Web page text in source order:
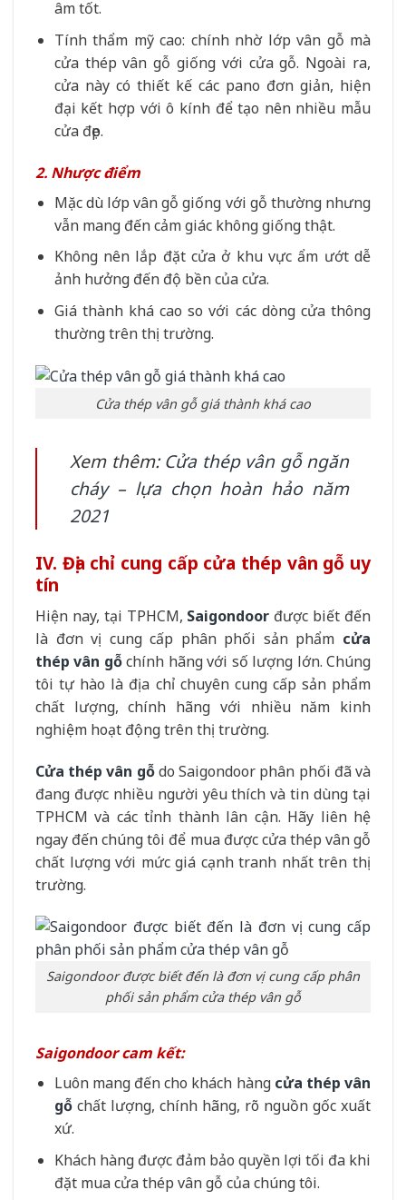
âm tốt.
Tính thẩm mỹ cao: chính nhờ lớp vân gỗ mà
cửa thép vân gỗ giống với cửa gỗ. Ngoài ra,
cửa này có thiết kế các pano đơn giản, hiện
đại kết hợp với ô kính để tạo nên nhiều mẫu
cửa đẹp.
2. Nhược điểm
Mặc dù lớp vân gỗ giống với gỗ thường nhưng
vẫn mang đến cảm giác không giống thật.
Không nên lắp đặt cửa ở khu vực ẩm ướt dễ
ảnh hưởng đến độ bền của cửa.
Giá thành khá cao so với các dòng cửa thông
thường trên thị trường.
Cửa thép vân gỗ giá thành khá cao
Xem thêm: Cửa thép vân gỗ ngăn
cháy – lựa chọn hoàn hảo năm
2021
IV. Địa chỉ cung cấp cửa thép vân gỗ uy
tín
Hiện nay, tại TPHCM, Saigondoor được biết đến
là đơn vị cung cấp phân phối sản phẩm cửa
thép vân gỗ chính hãng với số lượng lớn. Chúng
tôi tự hào là địa chỉ chuyên cung cấp sản phẩm
chất lượng, chính hãng với nhiều năm kinh
nghiệm hoạt động trên thị trường.
Cửa thép vân gỗdo Saigondoor phân phối đã và
đang được nhiều người yêu thích và tin dùng tại
TPHCM và các tỉnh thành lân cận. Hãy liên hệ
ngay đến chúng tôi để mua được cửa thép vân gỗ
chất lượng với mức giá cạnh tranh nhất trên thị
trường.
Saigondoor được biết đến là đơn vị cung cấp phân
phối sản phẩm cửa thép vân gỗ
Saigondoor cam kết:
Luôn mang đến cho khách hàng cửa thép vân
gỗ chất lượng, chính hãng, rõ nguồn gốc xuất
xứ.
Khách hàng được đảm bảo quyền lợi tối đa khi
đặt mua cửa thép vân gỗ của chúng tôi.